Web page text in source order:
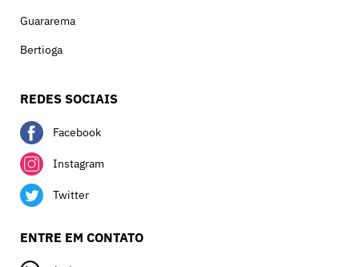
Guararema
Bertioga
REDES SOCIAIS
Facebook
Instagram
Twitter
ENTRE EM CONTATO